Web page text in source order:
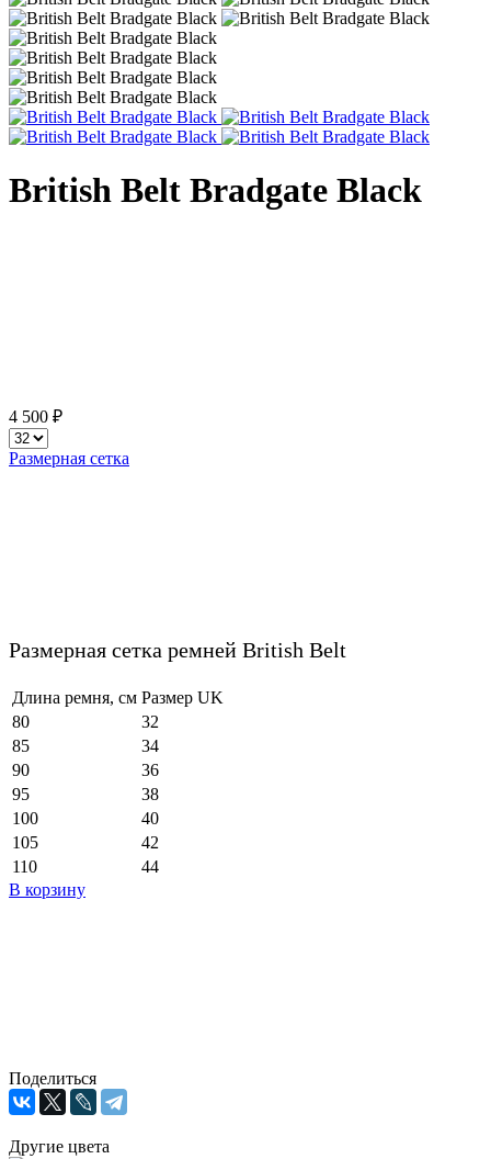
British Belt Bradgate Black
4 500 ₽
Размерная сетка
Размерная сетка ремней British Belt
Длина ремня, см Размер UK
80
32
85
34
90
36
95
38
100
40
105
42
110
44
В корзину
Поделиться
Другие цвета